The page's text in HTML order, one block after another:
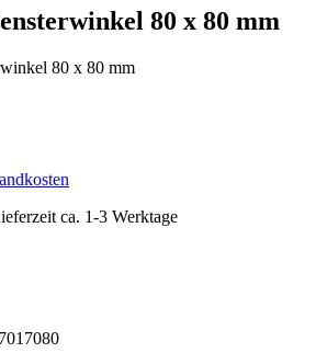
80 x 80 mm
ca. 1-3 Werktage